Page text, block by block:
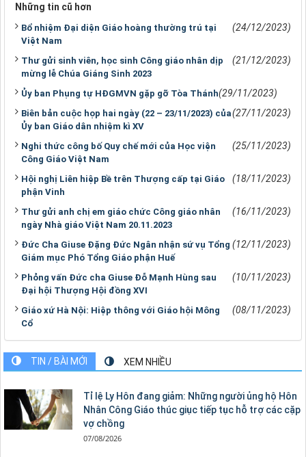
Những tin cũ hơn
Bổ nhiệm Đại diện Giáo hoàng thường trú tại
Việt Nam
(24/12/2023)
Thư gửi sinh viên, học sinh Công giáo nhân dịp
mừng lễ Chúa Giáng Sinh 2023
(21/12/2023)
Ủy ban Phụng tự HĐGMVN gặp gỡ Tòa Thánh(29/11/2023)
Biên bản cuộc họp hai ngày (22 – 23/11/2023) của
Ủy ban Giáo dân nhiệm kì XV
(27/11/2023)
Nghi thức công bố Quy chế mới của Học viện
Công Giáo Việt Nam
(25/11/2023)
Hội nghị Liên hiệp Bề trên Thượng cấp tại Giáo
phận Vinh
(18/11/2023)
Thư gửi anh chị em giáo chức Công giáo nhân
ngày Nhà giáo Việt Nam 20.11.2023
(16/11/2023)
Đức Cha Giuse Đặng Đức Ngân nhận sứ vụ Tổng
Giám mục Phó Tổng Giáo phận Huế
(12/11/2023)
Phỏng vấn Đức cha Giuse Đỗ Mạnh Hùng sau
Đại hội Thượng Hội đồng XVI
(10/11/2023)
Giáo xứ Hà Nội: Hiệp thông với Giáo hội Mông
Cổ
(08/11/2023)
TIN / BÀI MỚI XEM NHIỀU
Tỉ lệ Ly Hôn đang giảm: Những người ủng hộ Hôn
Nhân Công Giáo thúc giục tiếp tục hỗ trợ các cặp
vợ chồng
07/08/2026